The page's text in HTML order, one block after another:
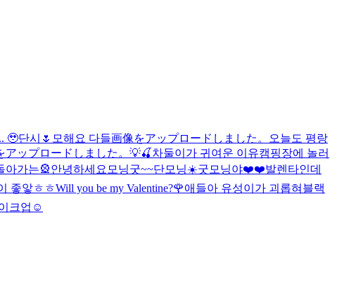
🥹단시🌷 모해요 다들画像をアップロードしました。
오늘도 평랑
アップロードしました。 💡🍒 차둘이가 귀여운 이유캠핑장에 놀러
아가는🎡안녕하세요 모닝굿~~단모닝☀️굿모닝야❤️❤️발렌타인데
좋앟ㅎㅎWill you be my Valentine?🌹애들아 유성이가 괴롭혀 블랙
크업☺️